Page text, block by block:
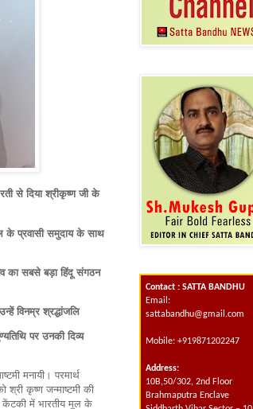
से दिया श्रीकृष्ण जी के
प्रवासी समुदाय के साथ
का सबसे बड़ा हिंदू संगठन
विनम्र श्रद्धांजलि
पर उनकी दिव्य
मनायी। परमार्थ
श्री कृष्ण जन्माष्टमी की
केंटकी में भारतीय मूल के
Contact : SATTA BANDHU
Email:
sattabandhu@gmail.com
Mobile: +919871202247
Address:
10B,50/302, 2nd Floor
Brahmaputra Enclave